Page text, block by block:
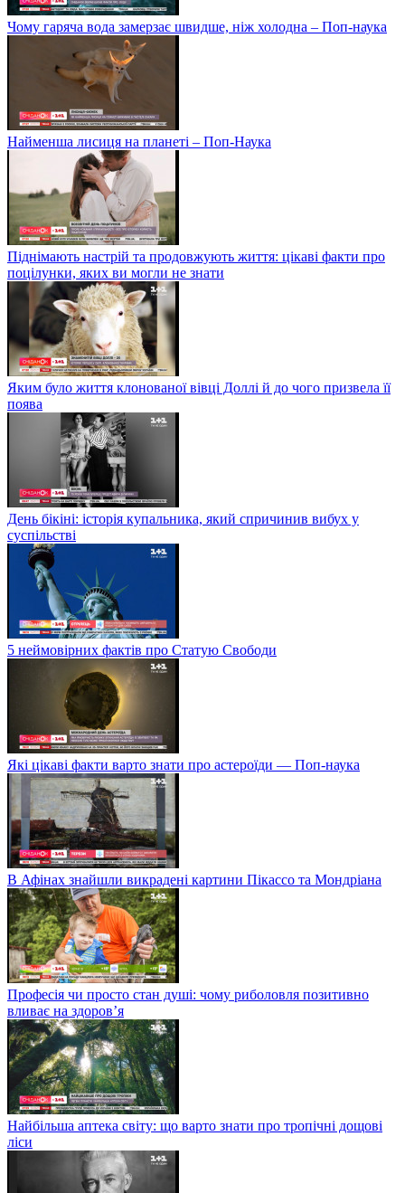
Чому гаряча вода замерзає швидше, ніж холодна – Поп-наука
Найменша лисиця на планеті – Поп-Наука
Піднімають настрій та продовжують життя: цікаві факти про
поцілунки, яких ви могли не знати
Яким було життя клонованої вівці Доллі й до чого призвела її
поява
День бікіні: історія купальника, який спричинив вибух у
суспільстві
5 неймовірних фактів про Статую Свободи
Які цікаві факти варто знати про астероїди — Поп-наука
В Афінах знайшли викрадені картини Пікассо та Мондріана
Професія чи просто стан душі: чому риболовля позитивно
вливає на здоров’я
Найбільша аптека світу: що варто знати про тропічні дощові
ліси